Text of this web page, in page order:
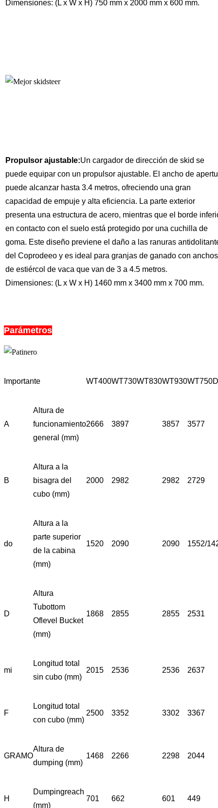
Dimensiones: (L x W x H) 750 mm x 2000 mm x 600 mm.
Propulsor ajustable:Un cargador de dirección de skid se
puede equipar con un propulsor ajustable. El ancho de
puede alcanzar hasta 3.4 metros, ofreciendo una gran
capacidad de empuje y alta eficiencia. La parte exterior
presenta una estructura de acero, mientras que el borde
en contacto con el suelo está protegido por una cuchilla de
goma. Este diseño previene el daño a las ranuras
del Coprodeeo y es ideal para granjas de ganado con anchos
de estiércol de vaca que van de 3 a 4.5 metros.
Dimensiones: (L x W x H) 1460 mm x 3400 mm x 700 mm.
Parámetros
Importante WT400WT730WT830WT930WT750D
A
Altura de
funcionamiento
general (mm)
2666 3897 3857 3577
B
Altura a la
bisagra del
cubo (mm)
2000 2982 2982 2729
do
Altura a la
parte superior
de la cabina
(mm)
1520 2090 2090 1552/
D
Altura
Tubottom
Oflevel Bucket
(mm)
1868 2855 2855 2531
mi
Longitud total
sin cubo (mm)
2015 2536 2536 2637
F
Longitud total
con cubo (mm)
2500 3352 3302 3367
GRAMO
Altura de
dumping (mm)
1468 2266 2298 2044
H
Dumpingreach
(mm)
701 662 601 449